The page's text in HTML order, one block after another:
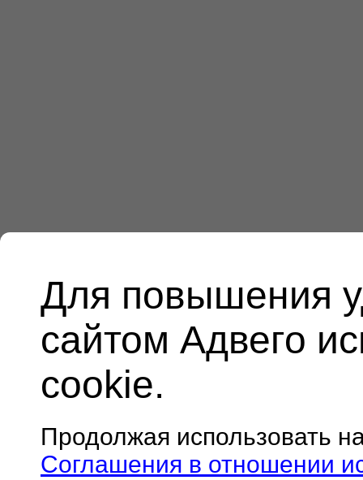
Для повышения
сайтом Адвего
cookie.
Продолжая использовать
Соглашения в отношении